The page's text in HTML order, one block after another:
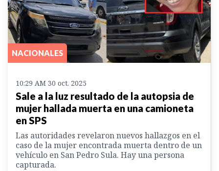
NACIONALES
10:29 AM 30 oct. 2025
Sale a la luz resultado de la autopsia de
mujer hallada muerta en una camioneta
en SPS
Las autoridades revelaron nuevos hallazgos en el
caso de la mujer encontrada muerta dentro de un
vehículo en San Pedro Sula. Hay una persona
capturada.